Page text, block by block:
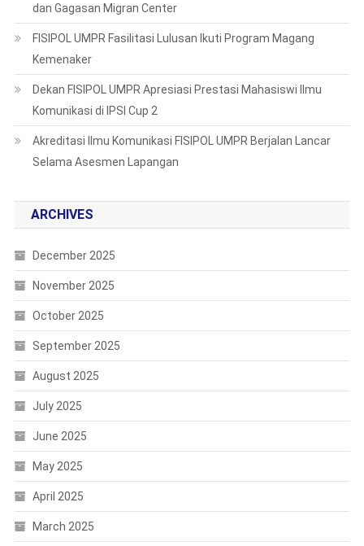
dan Gagasan Migran Center
FISIPOL UMPR Fasilitasi Lulusan Ikuti Program Magang
Kemenaker
Dekan FISIPOL UMPR Apresiasi Prestasi Mahasiswi Ilmu
Komunikasi di IPSI Cup 2
Akreditasi Ilmu Komunikasi FISIPOL UMPR Berjalan Lancar
Selama Asesmen Lapangan
ARCHIVES
December 2025
November 2025
October 2025
September 2025
August 2025
July 2025
June 2025
May 2025
April 2025
March 2025